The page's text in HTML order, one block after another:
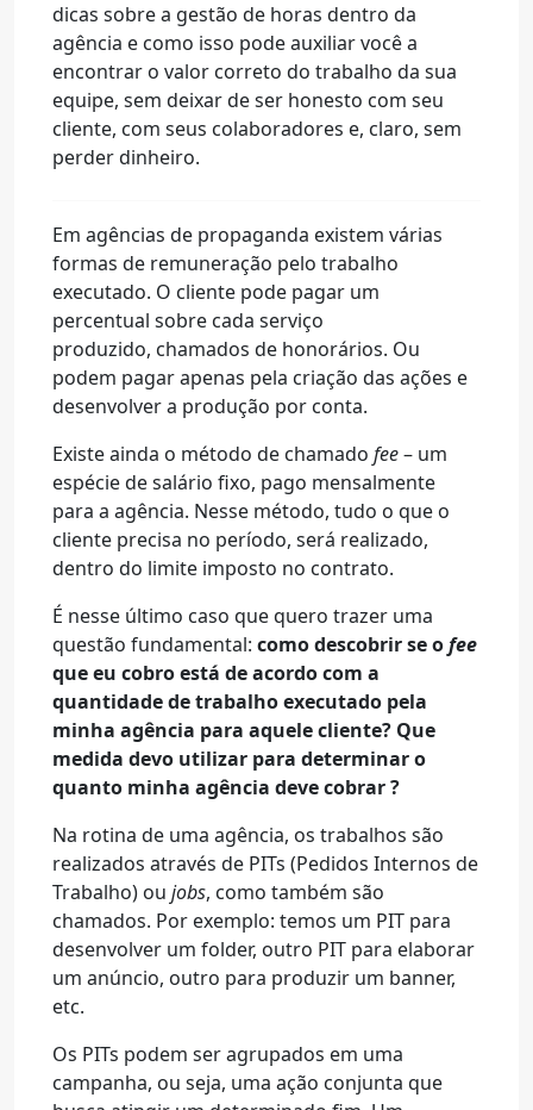
dicas sobre a gestão de horas dentro da
agência e como isso pode auxiliar você a
encontrar o valor correto do trabalho da sua
equipe, sem deixar de ser honesto com seu
cliente, com seus colaboradores e, claro, sem
perder dinheiro.
Em agências de propaganda existem várias
formas de remuneração pelo trabalho
executado. O cliente pode pagar um
percentual sobre cada serviço
produzido, chamados de honorários. Ou
podem pagar apenas pela criação das ações e
desenvolver a produção por conta.
Existe ainda o método de chamado fee– um
espécie de salário fixo, pago mensalmente
para a agência. Nesse método, tudo o que o
cliente precisa no período, será realizado,
dentro do limite imposto no contrato.
É nesse último caso que quero trazer uma
questão fundamental: como descobrir se ofee
que eu cobro está de acordo com a
quantidade de trabalho executado pela
minha agência para aquele cliente? Que
medida devo utilizar para determinar o
quanto minha agência deve cobrar ?
Na rotina de uma agência, os trabalhos são
realizados através de PITs (Pedidos Internos de
Trabalho) ou jobs, como também são
chamados. Por exemplo: temos um PIT para
desenvolver um folder, outro PIT para elaborar
um anúncio, outro para produzir um banner,
etc.
Os PITs podem ser agrupados em uma
campanha, ou seja, uma ação conjunta que